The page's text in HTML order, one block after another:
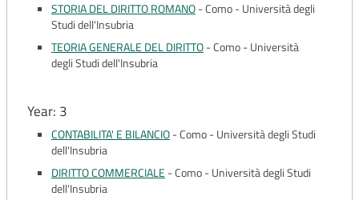
STORIA DEL DIRITTO ROMANO-Como - Università degli
Studi dell'Insubria
TEORIA GENERALE DEL DIRITTO-Como - Università
degli Studi dell'Insubria
Year: 3
CONTABILITA' E BILANCIO-Como - Università degli Studi
dell'Insubria
DIRITTO COMMERCIALE -Como - Università degli Studi
dell'Insubria